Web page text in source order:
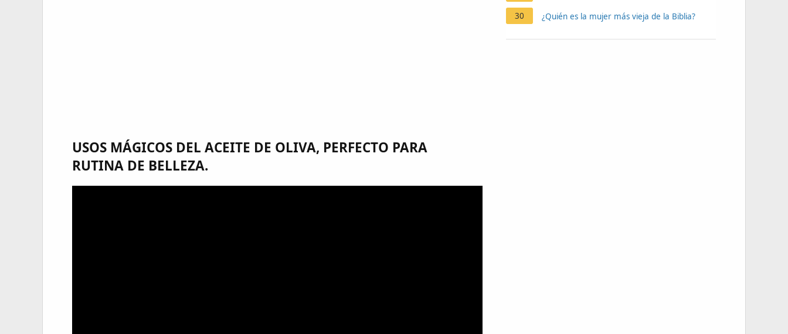
USOS MÁGICOS DEL ACEITE DE OLIVA, PERFECTO PARA
RUTINA DE BELLEZA.
30 ¿Quién es la mujer más vieja de la Biblia?